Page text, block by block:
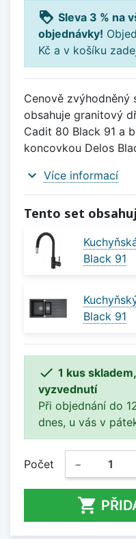
loyalty Sleva 3 % na
objednávky!
Kč a v košíku
Cenově zvýhodněný
obsahuje granitový
Cadit 80 Black 91 a
koncovkou Delos
expand_more Více informací
Tento set
Black 91
Black 91
 1 kus
vyzvednutí
Při objednání do
dnes, u vás v
Počet −
